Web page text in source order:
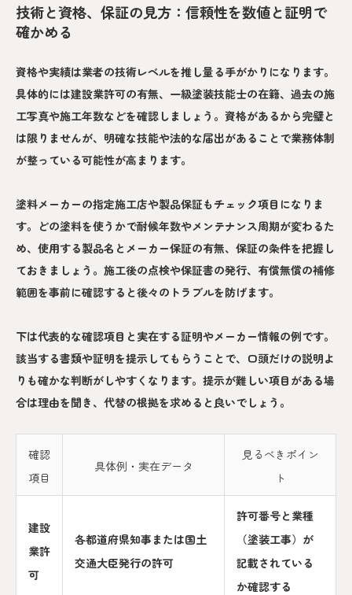
技術と資格、保証の見方：信頼性を数値と証明で
確かめる
資格や実績は業者の技術レベルを推し量る手がかりになります。
具体的には建設業許可の有無、一級塗装技能士の在籍、過去の施
工写真や施工年数などを確認しましょう。資格があるから完璧と
は限りませんが、明確な技能や法的な届出があることで業務体制
が整っている可能性が高まります。
塗料メーカーの指定施工店や製品保証もチェック項目になりま
す。どの塗料を使うかで耐候年数やメンテナンス周期が変わるた
め、使用する製品名とメーカー保証の有無、保証の条件を把握し
ておきましょう。施工後の点検や保証書の発行、有償無償の補修
範囲を事前に確認すると後々のトラブルを防げます。
下は代表的な確認項目と実在する証明やメーカー情報の例です。
該当する書類や証明を提示してもらうことで、口頭だけの説明よ
りも確かな判断がしやすくなります。提示が難しい項目がある場
合は理由を聞き、代替の根拠を求めると良いでしょう。
確認
項目
具体例・実在データ
見るべきポイン
ト
建設
業許
可
各都道府県知事または国土
交通大臣発行の許可
許可番号と業種
（塗装工事）が
記載されている
か確認する